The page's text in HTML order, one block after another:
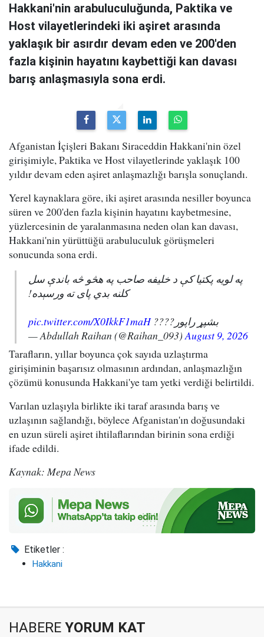
Hakkani'nin arabuluculuğunda, Paktika ve
Host vilayetlerindeki iki aşiret arasında
yaklaşık bir asırdır devam eden ve 200'den
fazla kişinin hayatını kaybettiği kan davası
barış anlaşmasıyla sona erdi.
Afganistan İçişleri Bakanı Siraceddin Hakkani'nin özel
girişimiyle, Paktika ve Host vilayetlerinde yaklaşık 100
yıldır devam eden aşiret anlaşmazlığı barışla sonuçlandı.
Yerel kaynaklara göre, iki aşiret arasında nesiller boyunca
süren ve 200'den fazla kişinin hayatını kaybetmesine,
yüzlercesinin de yaralanmasına neden olan kan davası,
Hakkani'nin yürüttüğü arabuluculuk görüşmeleri
sonucunda sona erdi.
په لویه پکتیا کې د خلیفه صاحب په هڅو څه باندې سل
کلنه بدي پای ته ورسېده!
بشپړ راپور????pic.twitter.com/X0IkkF1maH
— Abdullah Raihan (@Raihan_093)August 9, 2026
Tarafların, yıllar boyunca çok sayıda uzlaştırma
girişiminin başarısız olmasının ardından, anlaşmazlığın
çözümü konusunda Hakkani'ye tam yetki verdiği belirtildi.
Varılan uzlaşıyla birlikte iki taraf arasında barış ve
uzlaşının sağlandığı, böylece Afganistan'ın doğusundaki
en uzun süreli aşiret ihtilaflarından birinin sona erdiği
ifade edildi.
Kaynak: Mepa News
Etiketler :
Hakkani
HABERE YORUM KAT